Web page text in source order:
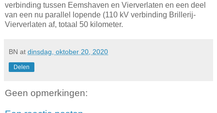
verbinding tussen Eemshaven en Vierverlaten en een deel
van een nu parallel lopende (110 kV verbinding Brillerij-
Vierverlaten af, totaal 50 kilometer.
BN at dinsdag, oktober 20, 2020
Delen
Geen opmerkingen: